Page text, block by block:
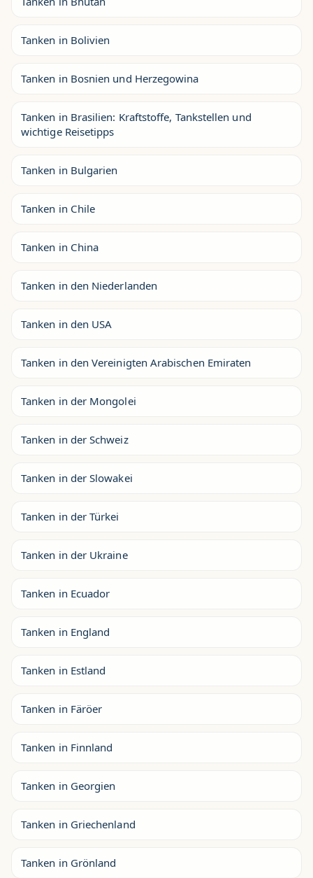
Tanken in Bolivien
Tanken in Bosnien und Herzegowina
Tanken in Brasilien: Kraftstoffe, Tankstellen und
wichtige Reisetipps
Tanken in Bulgarien
Tanken in Chile
Tanken in China
Tanken in den Niederlanden
Tanken in den USA
Tanken in den Vereinigten Arabischen Emiraten
Tanken in der Mongolei
Tanken in der Schweiz
Tanken in der Slowakei
Tanken in der Türkei
Tanken in der Ukraine
Tanken in Ecuador
Tanken in England
Tanken in Estland
Tanken in Färöer
Tanken in Finnland
Tanken in Georgien
Tanken in Griechenland
Tanken in Grönland